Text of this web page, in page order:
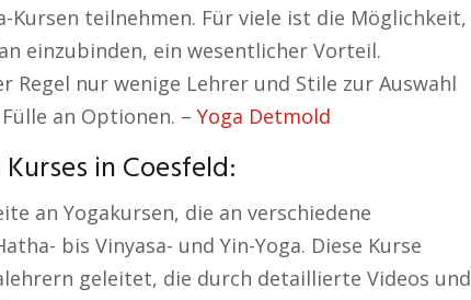
Kursen teilnehmen. Für viele ist die Möglichkeit,
einzubinden, ein wesentlicher Vorteil.
Regel nur wenige Lehrer und Stile zur Auswahl
an Optionen. – Yoga Detmold
in Coesfeld:
an Yogakursen, die an verschiedene
bis Vinyasa- und Yin-Yoga. Diese Kurse
geleitet, die durch detaillierte Videos und